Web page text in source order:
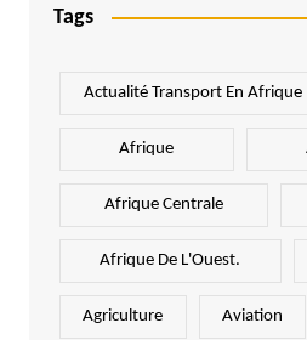
Tags
Actualité Transport En Afrique
Afrique
Afrique Centrale
Afrique De L'Ouest.
Agriculture Aviation